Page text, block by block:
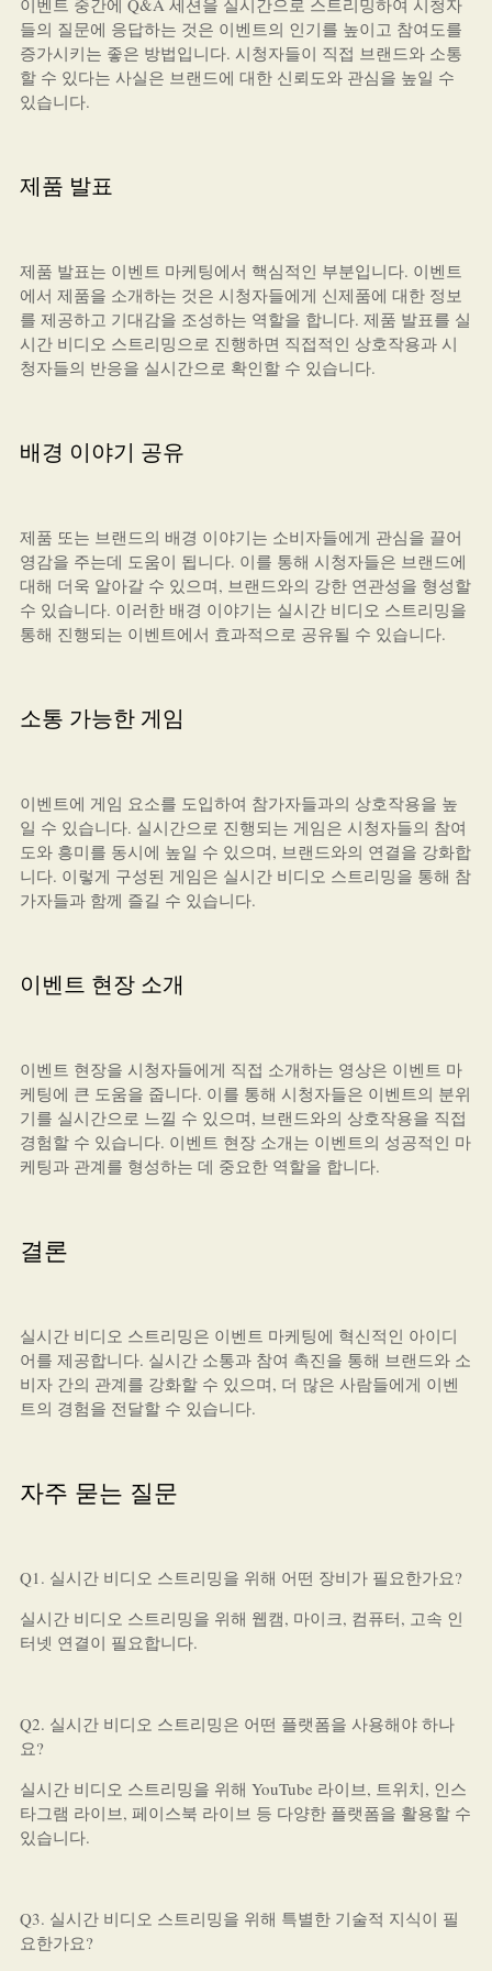
이벤트 중간에 Q&A 세션을 실시간으로 스트리밍하여 시청자
들의 질문에 응답하는 것은 이벤트의 인기를 높이고 참여도를
증가시키는 좋은 방법입니다. 시청자들이 직접 브랜드와 소통
할 수 있다는 사실은 브랜드에 대한 신뢰도와 관심을 높일 수
있습니다.
제품 발표
제품 발표는 이벤트 마케팅에서 핵심적인 부분입니다. 이벤트
에서 제품을 소개하는 것은 시청자들에게 신제품에 대한 정보
를 제공하고 기대감을 조성하는 역할을 합니다. 제품 발표를 실
시간 비디오 스트리밍으로 진행하면 직접적인 상호작용과 시
청자들의 반응을 실시간으로 확인할 수 있습니다.
배경 이야기 공유
제품 또는 브랜드의 배경 이야기는 소비자들에게 관심을 끌어
영감을 주는데 도움이 됩니다. 이를 통해 시청자들은 브랜드에
대해 더욱 알아갈 수 있으며, 브랜드와의 강한 연관성을 형성할
수 있습니다. 이러한 배경 이야기는 실시간 비디오 스트리밍을
통해 진행되는 이벤트에서 효과적으로 공유될 수 있습니다.
소통 가능한 게임
이벤트에 게임 요소를 도입하여 참가자들과의 상호작용을 높
일 수 있습니다. 실시간으로 진행되는 게임은 시청자들의 참여
도와 흥미를 동시에 높일 수 있으며, 브랜드와의 연결을 강화합
니다. 이렇게 구성된 게임은 실시간 비디오 스트리밍을 통해 참
가자들과 함께 즐길 수 있습니다.
이벤트 현장 소개
이벤트 현장을 시청자들에게 직접 소개하는 영상은 이벤트 마
케팅에 큰 도움을 줍니다. 이를 통해 시청자들은 이벤트의 분위
기를 실시간으로 느낄 수 있으며, 브랜드와의 상호작용을 직접
경험할 수 있습니다. 이벤트 현장 소개는 이벤트의 성공적인 마
케팅과 관계를 형성하는 데 중요한 역할을 합니다.
결론
실시간 비디오 스트리밍은 이벤트 마케팅에 혁신적인 아이디
어를 제공합니다. 실시간 소통과 참여 촉진을 통해 브랜드와 소
비자 간의 관계를 강화할 수 있으며, 더 많은 사람들에게 이벤
트의 경험을 전달할 수 있습니다.
자주 묻는 질문
Q1. 실시간 비디오 스트리밍을 위해 어떤 장비가 필요한가요?
실시간 비디오 스트리밍을 위해 웹캠, 마이크, 컴퓨터, 고속 인
터넷 연결이 필요합니다.
Q2. 실시간 비디오 스트리밍은 어떤 플랫폼을 사용해야 하나
요?
실시간 비디오 스트리밍을 위해 YouTube 라이브, 트위치, 인스
타그램 라이브, 페이스북 라이브 등 다양한 플랫폼을 활용할 수
있습니다.
Q3. 실시간 비디오 스트리밍을 위해 특별한 기술적 지식이 필
요한가요?